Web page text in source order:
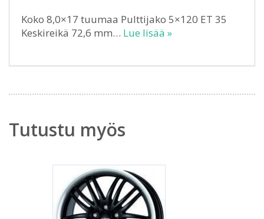
Koko 8,0×17 tuumaa Pulttijako 5×120 ET 35
Keskireikä 72,6 mm… Lue lisää »
Tutustu myös